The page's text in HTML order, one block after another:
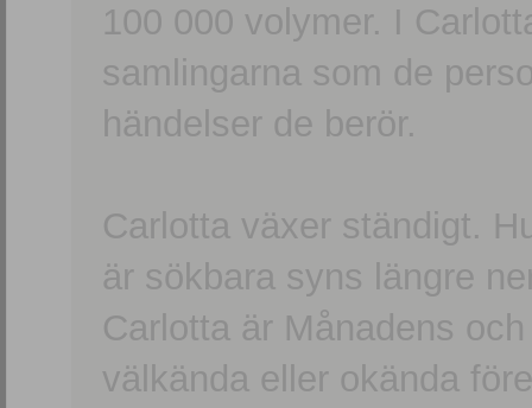
100 000 volymer. I
samlingarna som de
händelser de berör.
Carlotta växer ständigt.
är sökbara syns längre
Carlotta är Månadens
välkända eller okända